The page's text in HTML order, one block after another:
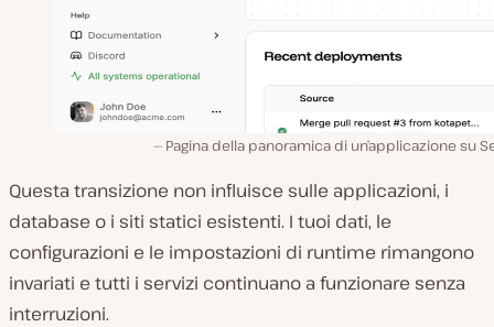
Pagina della panoramica di un’applicazione su
Questa transizione non influisce sulle applicazioni, i
database o i siti statici esistenti. I tuoi dati, le
configurazioni e le impostazioni di runtime rimangono
invariati e tutti i servizi continuano a funzionare senza
interruzioni.